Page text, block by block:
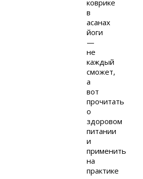
коврике
в
асанах
йоги
—
не
каждый
сможет,
а
вот
прочитать
о
здоровом
питании
и
применить
на
практике